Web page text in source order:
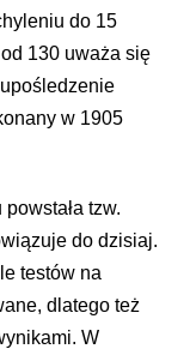
do 15
130 uważa się
w 1905
tzw.
do dzisiaj.
testów na
dlatego też
W